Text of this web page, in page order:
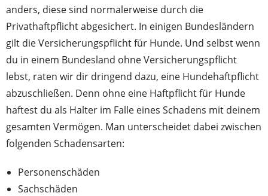
anders, diese sind normalerweise durch die
Privathaftpflicht abgesichert. In einigen Bundesländern
gilt die Versicherungspflicht für Hunde. Und selbst wenn
du in einem Bundesland ohne Versicherungspflicht
lebst, raten wir dir dringend dazu, eine Hundehaftpflicht
abzuschließen. Denn ohne eine Haftpflicht für Hunde
haftest du als Halter im Falle eines Schadens mit deinem
gesamten Vermögen. Man unterscheidet dabei zwischen
folgenden Schadensarten:
Personenschäden
Sachschäden